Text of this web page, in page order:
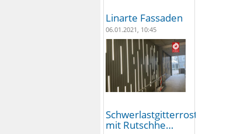
Linarte Fassaden
06.01.2021, 10:45
Schwerlastgitterroste
mit Rutschhe…